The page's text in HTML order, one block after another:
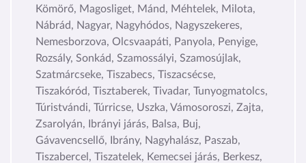
Kömörő, Magosliget, Mánd, Méhtelek, Milota,
Nábrád, Nagyar, Nagyhódos, Nagyszekeres,
Nemesborzova, Olcsvaapáti, Panyola, Penyige,
Rozsály, Sonkád, Szamossályi, Szamosújlak,
Szatmárcseke, Tiszabecs, Tiszacsécse,
Tiszakóród, Tisztaberek, Tivadar, Tunyogmatolcs,
Túristvándi, Túrricse, Uszka, Vámosoroszi, Zajta,
Zsarolyán, Ibrányi járás, Balsa, Buj,
Gávavencsellő, Ibrány, Nagyhalász, Paszab,
Tiszabercel, Tiszatelek, Kemecsei járás, Berkesz,